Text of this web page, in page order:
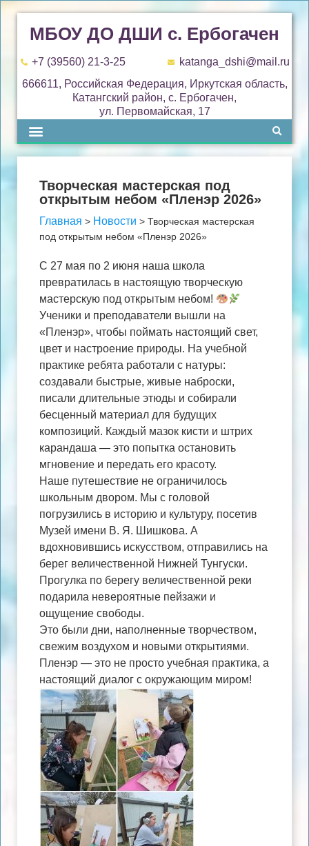
МБОУ ДО ДШИ с. Ербогачен
+7 (39560) 21-3-25
katanga_dshi@mail.ru
666611, Российская Федерация, Иркутская область,
Катангский район, с. Ербогачен,
ул. Первомайская, 17
Творческая мастерская под
открытым небом «Пленэр 2026»
Главная > Новости > Творческая мастерская
под открытым небом «Пленэр 2026»
С 27 мая по 2 июня наша школа
превратилась в настоящую творческую
мастерскую под открытым небом!
Ученики и преподаватели вышли на
«Пленэр», чтобы поймать настоящий свет,
цвет и настроение природы. На учебной
практике ребята работали с натуры:
создавали быстрые, живые наброски,
писали длительные этюды и собирали
бесценный материал для будущих
композиций. Каждый мазок кисти и штрих
карандаша — это попытка остановить
мгновение и передать его красоту.
Наше путешествие не ограничилось
школьным двором. Мы с головой
погрузились в историю и культуру, посетив
Музей имени В. Я. Шишкова. А
вдохновившись искусством, отправились на
берег величественной Нижней Тунгуски.
Прогулка по берегу величественной реки
подарила невероятные пейзажи и
ощущение свободы.
Это были дни, наполненные творчеством,
свежим воздухом и новыми открытиями.
Пленэр — это не просто учебная практика, а
настоящий диалог с окружающим миром!